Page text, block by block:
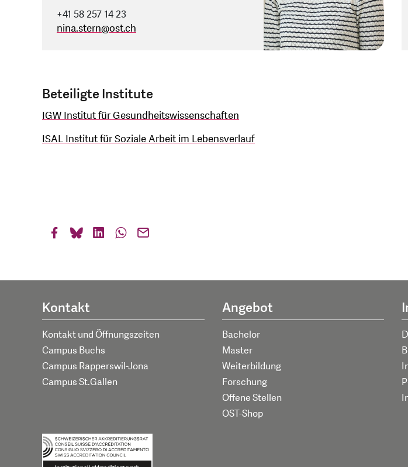
+41 58 257 14 23
nina.stern@ost.ch
Beteiligte Institute
IGW Institut für Gesundheitswissenschaften
ISAL Institut für Soziale Arbeit im Lebensverlauf
Kontakt
Kontakt und Öffnungszeiten
Campus Buchs
Campus Rapperswil-Jona
Campus St.Gallen
Angebot
Bachelor
Master
Weiterbildung
Forschung
Offene Stellen
OST-Shop